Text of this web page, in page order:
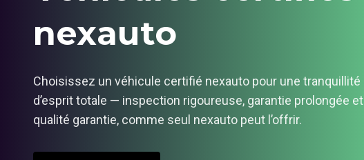
nexauto
Choisissez un véhicule certifié nexauto pour une tranquillité
d’esprit totale — inspection rigoureuse, garantie prolongée et
qualité garantie, comme seul nexauto peut l’offrir.